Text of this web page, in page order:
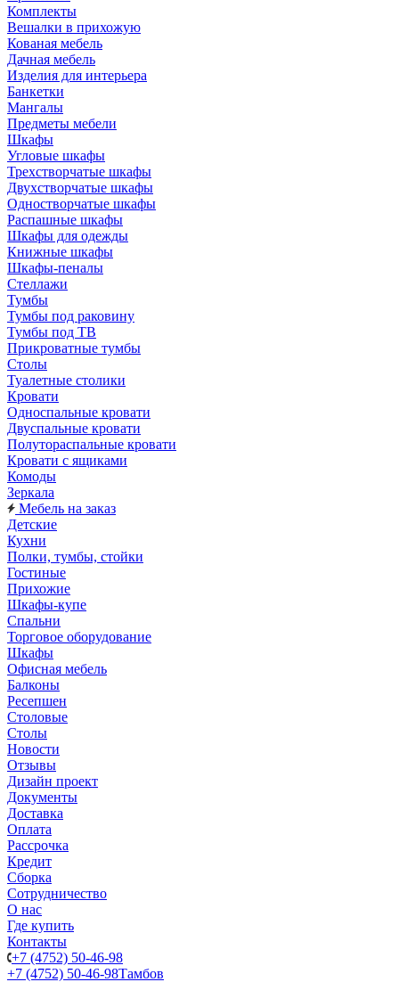
Комплекты
Вешалки в прихожую
Кованая мебель
Дачная мебель
Изделия для интерьера
Банкетки
Мангалы
Предметы мебели
Шкафы
Угловые шкафы
Трехстворчатые шкафы
Двухстворчатые шкафы
Одностворчатые шкафы
Распашные шкафы
Шкафы для одежды
Книжные шкафы
Шкафы-пеналы
Стеллажи
Тумбы
Тумбы под раковину
Тумбы под ТВ
Прикроватные тумбы
Столы
Туалетные столики
Кровати
Односпальные кровати
Двуспальные кровати
Полутораспальные кровати
Кровати с ящиками
Комоды
Зеркала
Мебель на заказ
Детские
Кухни
Полки, тумбы, стойки
Гостиные
Прихожие
Шкафы-купе
Спальни
Торговое оборудование
Шкафы
Офисная мебель
Балконы
Ресепшен
Столовые
Столы
Новости
Отзывы
Дизайн проект
Документы
Доставка
Оплата
Рассрочка
Кредит
Сборка
Сотрудничество
О нас
Где купить
Контакты
+7 (4752) 50-46-98
+7 (4752) 50-46-98Тамбов